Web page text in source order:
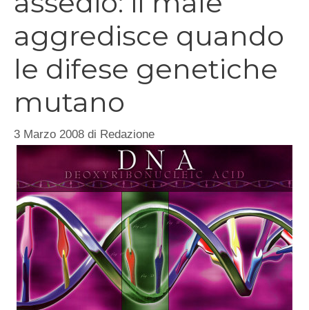
aggredisce quando
le difese genetiche
mutano
3 Marzo 2008 di Redazione